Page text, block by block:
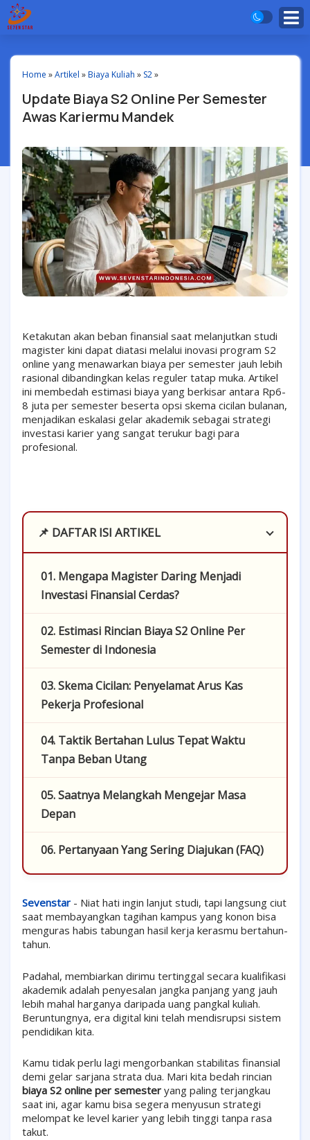
Home »Artikel »Biaya Kuliah » S2»
Update Biaya S2 Online Per Semester
Awas Kariermu Mandek
Ketakutan akan beban finansial saat melanjutkan studi
magister kini dapat diatasi melalui inovasi program S2
online yang menawarkan biaya per semester jauh lebih
rasional dibandingkan kelas reguler tatap muka. Artikel
ini membedah estimasi biaya yang berkisar antara Rp6-
8 juta per semester beserta opsi skema cicilan bulanan,
menjadikan eskalasi gelar akademik sebagai strategi
investasi karier yang sangat terukur bagi para
profesional.
📌 DAFTAR ISI ARTIKEL
01. Mengapa Magister Daring Menjadi
Investasi Finansial Cerdas?
02. Estimasi Rincian Biaya S2 Online Per
Semester di Indonesia
03. Skema Cicilan: Penyelamat Arus Kas
Pekerja Profesional
04. Taktik Bertahan Lulus Tepat Waktu
Tanpa Beban Utang
05. Saatnya Melangkah Mengejar Masa
Depan
06. Pertanyaan Yang Sering Diajukan (FAQ)
Sevenstar - Niat hati ingin lanjut studi, tapi langsung ciut
saat membayangkan tagihan kampus yang konon bisa
menguras habis tabungan hasil kerja kerasmu bertahun-
tahun.
Padahal, membiarkan dirimu tertinggal secara kualifikasi
akademik adalah penyesalan jangka panjang yang jauh
lebih mahal harganya daripada uang pangkal kuliah.
Beruntungnya, era digital kini telah mendisrupsi sistem
pendidikan kita.
Kamu tidak perlu lagi mengorbankan stabilitas finansial
demi gelar sarjana strata dua. Mari kita bedah rincian
biaya S2 online per semester yang paling terjangkau
saat ini, agar kamu bisa segera menyusun strategi
melompat ke level karier yang lebih tinggi tanpa rasa
takut.